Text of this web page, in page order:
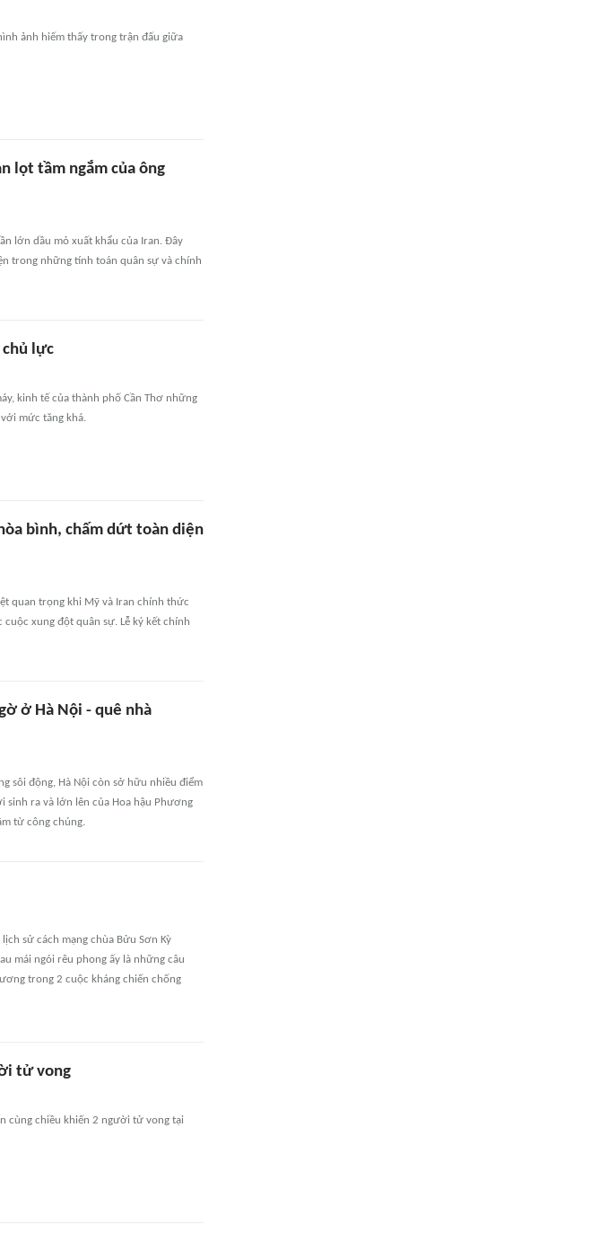
ảnh hiếm thấy trong trận đấu giữa
lọt tầm ngắm của ông
lớn dầu mỏ xuất khẩu của Iran. Đây
trong những tính toán quân sự và chính
chủ lực
kinh tế của thành phố Cần Thơ những
mức tăng khá.
bình, chấm dứt toàn diện
quan trọng khi Mỹ và Iran chính thức
xung đột quân sự. Lễ ký kết chính
ở Hà Nội - quê nhà
sôi động, Hà Nội còn sở hữu nhiều điểm
sinh ra và lớn lên của Hoa hậu Phương
từ công chúng.
sử cách mạng chùa Bửu Sơn Kỳ
mái ngói rêu phong ấy là những câu
trong 2 cuộc kháng chiến chống
tử vong
cùng chiều khiến 2 người tử vong tại